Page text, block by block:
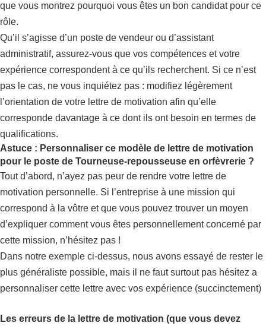
que vous montrez pourquoi vous êtes un bon candidat pour ce
rôle.
Qu’il s’agisse d’un poste de vendeur ou d’assistant
administratif, assurez-vous que vos compétences et votre
expérience correspondent à ce qu’ils recherchent. Si ce n’est
pas le cas, ne vous inquiétez pas : modifiez légèrement
l’orientation de votre lettre de motivation afin qu’elle
corresponde davantage à ce dont ils ont besoin en termes de
qualifications.
Astuce : Personnaliser ce modèle de lettre de motivation
pour le poste de Tourneuse-repousseuse en orfèvrerie ?
Tout d’abord, n’ayez pas peur de rendre votre lettre de
motivation personnelle. Si l’entreprise à une mission qui
correspond à la vôtre et que vous pouvez trouver un moyen
d’expliquer comment vous êtes personnellement concerné par
cette mission, n’hésitez pas !
Dans notre exemple ci-dessus, nous avons essayé de rester le
plus généraliste possible, mais il ne faut surtout pas hésitez a
personnaliser cette lettre avec vos expérience (succinctement)
Les erreurs de la lettre de motivation (que vous devez